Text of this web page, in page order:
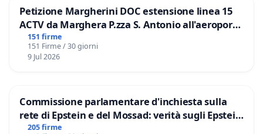
Petizione Margherini DOC estensione linea 15
ACTV da Marghera P.zza S. Antonio all'aeroporto
Marco Polo tariffa a € 1,50
151 firme
151 Firme / 30 giorni
9 Jul 2026
Commissione parlamentare d'inchiesta sulla
rete di Epstein e del Mossad: verità sugli Epstein
Files
205 firme